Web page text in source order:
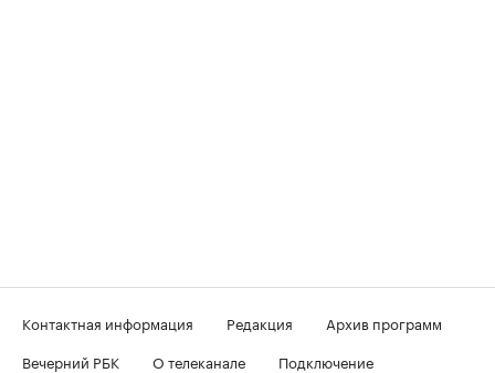
Контактная информация Редакция
Архив программ
Вечерний РБК
О телеканале
Подключение